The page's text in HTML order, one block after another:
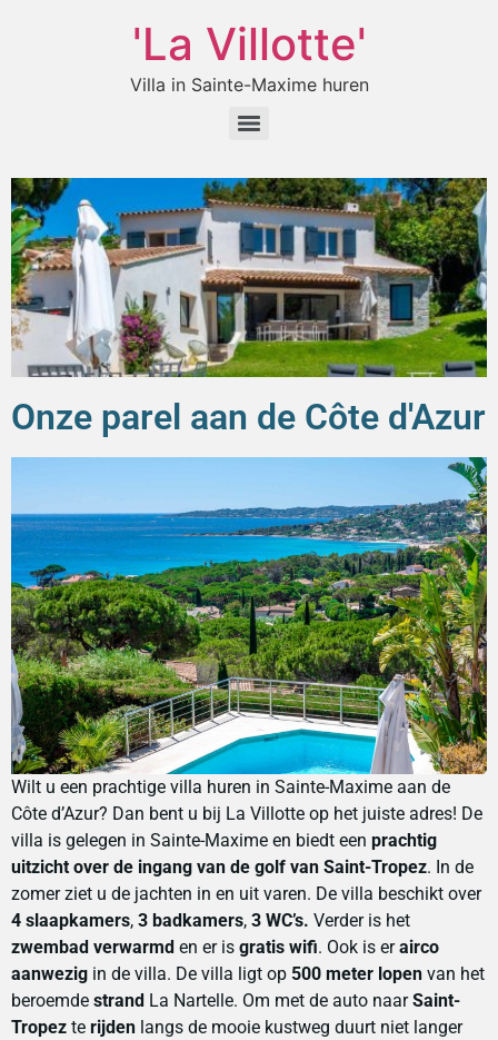
'La Villotte'
Villa in Sainte-Maxime huren
Onze parel aan de Côte d'Azur
Wilt u een prachtige villa huren in Sainte-Maxime aan de
Côte d’Azur? Dan bent u bij La Villotte op het juiste adres! De
villa is gelegen in Sainte-Maxime en biedt een prachtig
uitzicht over de ingang van de golf van Saint-Tropez. In de
zomer ziet u de jachten in en uit varen. De villa beschikt over
4 slaapkamers, 3 badkamers, 3 WC’s. Verder is het
zwembad verwarmd en er is gratis wifi. Ook is erairco
aanwezig in de villa. De villa ligt op 500 meter lopen van het
beroemde strand La Nartelle. Om met de auto naarSaint-
Tropez te rijden langs de mooie kustweg duurt niet langer